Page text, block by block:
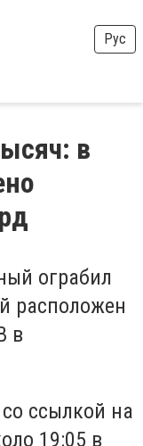
Рус
в
ограбил
расположен
в
со ссылкой на
19:05 в